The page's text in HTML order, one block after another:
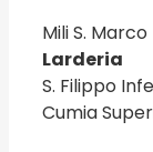
Mili S. Marco
Larderia
S. Filippo
Cumia